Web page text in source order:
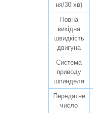
ня/30 хв)
Повна
вихідна
швидкість
двигуна
Система
приводу
шпинделя
Передатне
число